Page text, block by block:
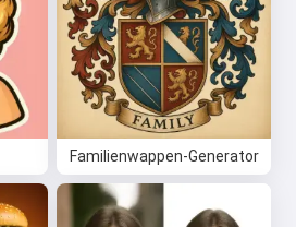
Familienwappen-Generator